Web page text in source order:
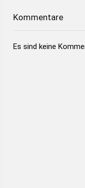
Kommentare
Es sind keine